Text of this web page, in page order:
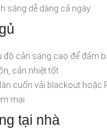
sáng dễ dàng cả ngày
độ cản sáng cao để đảm
cản nhiệt tốt
cuốn vải blackout hoặc
mại
tại nhà